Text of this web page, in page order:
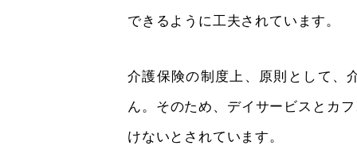
できるように工夫されています。
介護保険の制度上、原則として、
ん。そのため、デイサービスとカ
けないとされています。